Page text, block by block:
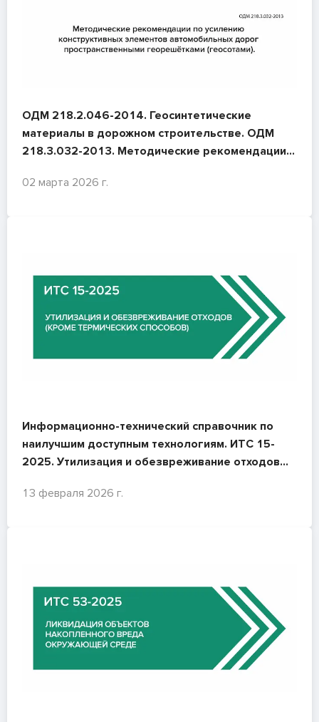
ОДМ 218.2.046-2014. Геосинтетические
материалы в дорожном строительстве. ОДМ
218.3.032-2013. Методические рекомендации
автомобильных дорог пространственными
02 марта 2026 г.
Информационно-технический справочник по
наилучшим доступным технологиям. ИТС 15-
2025. Утилизация и обезвреживание отходов
13 февраля 2026 г.